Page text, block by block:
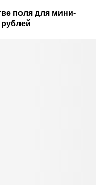
поля для мини-